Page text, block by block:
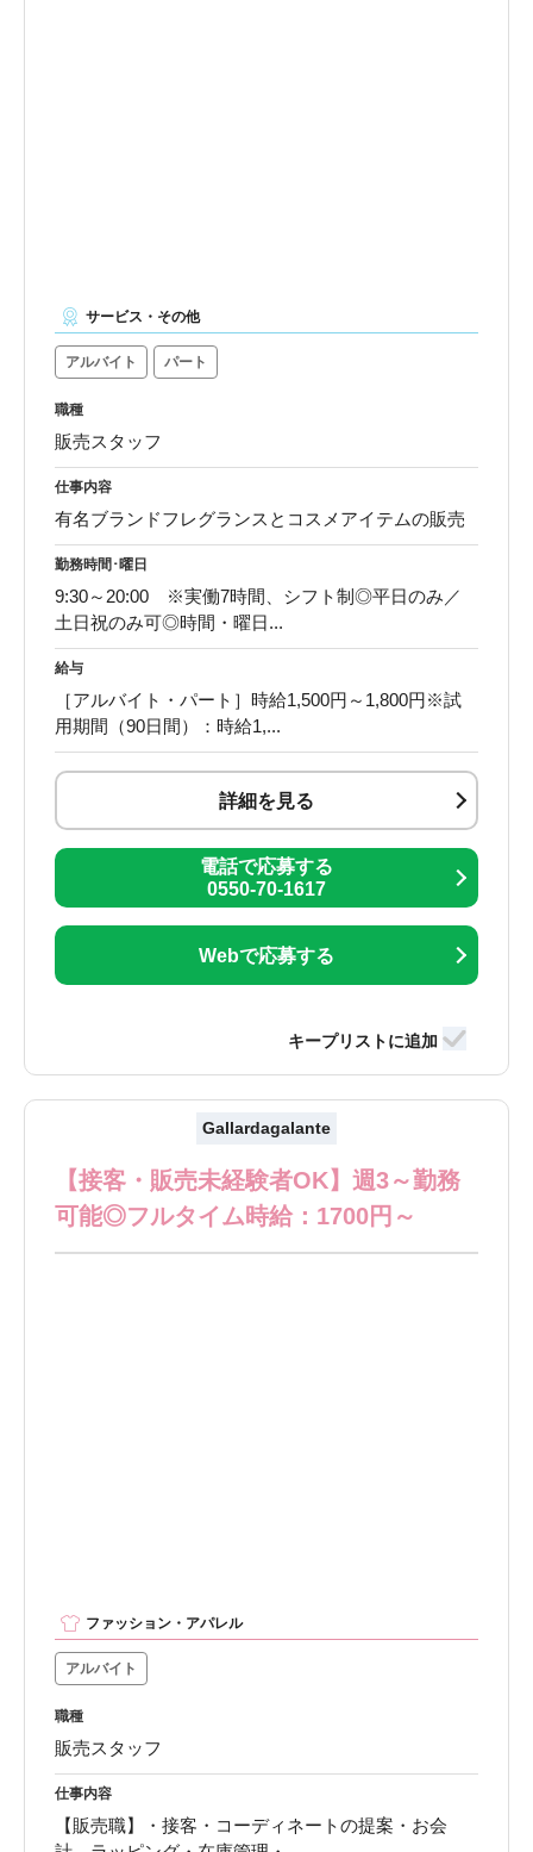
サービス・その他
アルバイト パート
職種
販売スタッフ
仕事内容
有名ブランドフレグランスとコスメアイテムの販売
勤務時間･曜日
9:30～20:00 ※実働7時間、シフト制◎平日のみ／
土日祝のみ可◎時間・曜日...
給与
［アルバイト・パート］時給1,500円～1,800円※試
用期間（90日間）：時給1,...
詳細を見る
電話で応募する
0550-70-1617
Webで応募する
Gallardagalante
【接客・販売未経験者OK】週3～勤務
可能◎フルタイム時給：1700円～
ファッション・アパレル
アルバイト
職種
販売スタッフ
仕事内容
【販売職】・接客・コーディネートの提案・お会